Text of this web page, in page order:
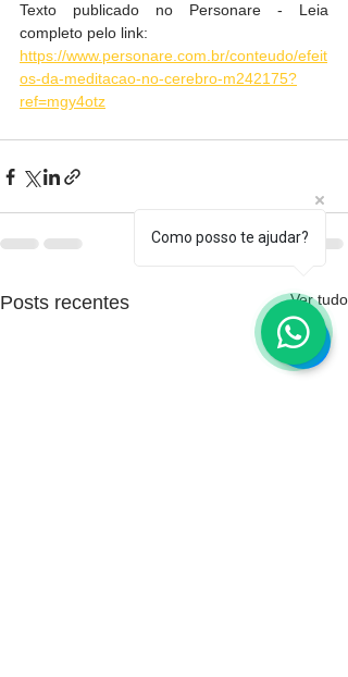
Texto publicado no Personare - Leia
completo pelo link:
https://www.personare.com.br/conteudo/efeit
os-da-meditacao-no-cerebro-m242175?
ref=mgy4otz
Posts recentes Ver tudo
Como posso te ajudar?